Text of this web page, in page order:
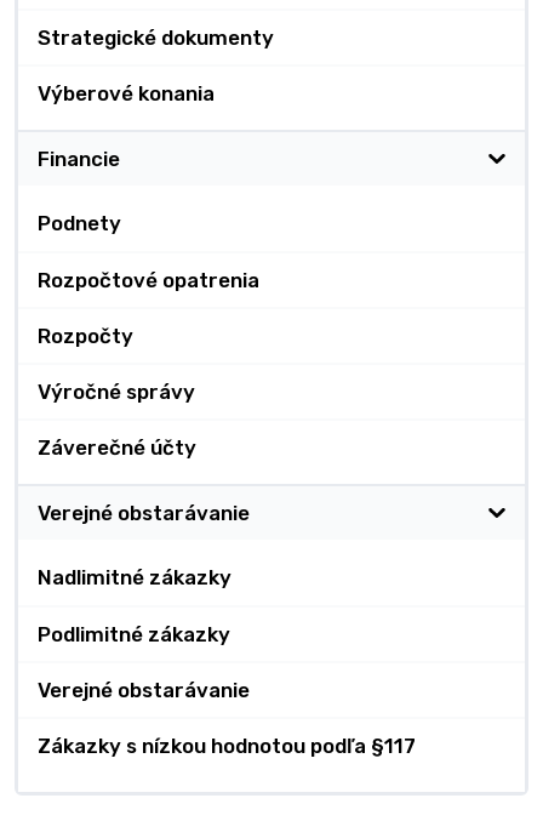
Strategické dokumenty
Výberové konania
Financie
Podnety
Rozpočtové opatrenia
Rozpočty
Výročné správy
Záverečné účty
Verejné obstarávanie
Nadlimitné zákazky
Podlimitné zákazky
Verejné obstarávanie
Zákazky s nízkou hodnotou podľa §117